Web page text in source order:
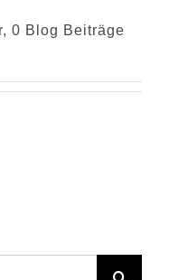
0 Blog Beiträge